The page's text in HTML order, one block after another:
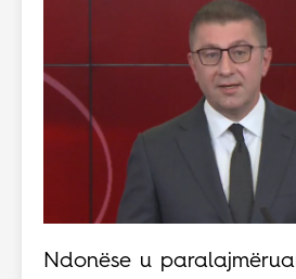
Ndonëse u